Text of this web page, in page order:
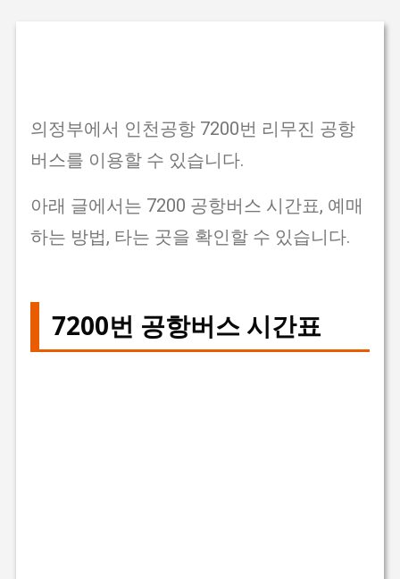
의정부에서 인천공항 7200번 리무진 공항
버스를 이용할 수 있습니다.
아래 글에서는 7200 공항버스 시간표, 예매
하는 방법, 타는 곳을 확인할 수 있습니다.
7200번 공항버스 시간표